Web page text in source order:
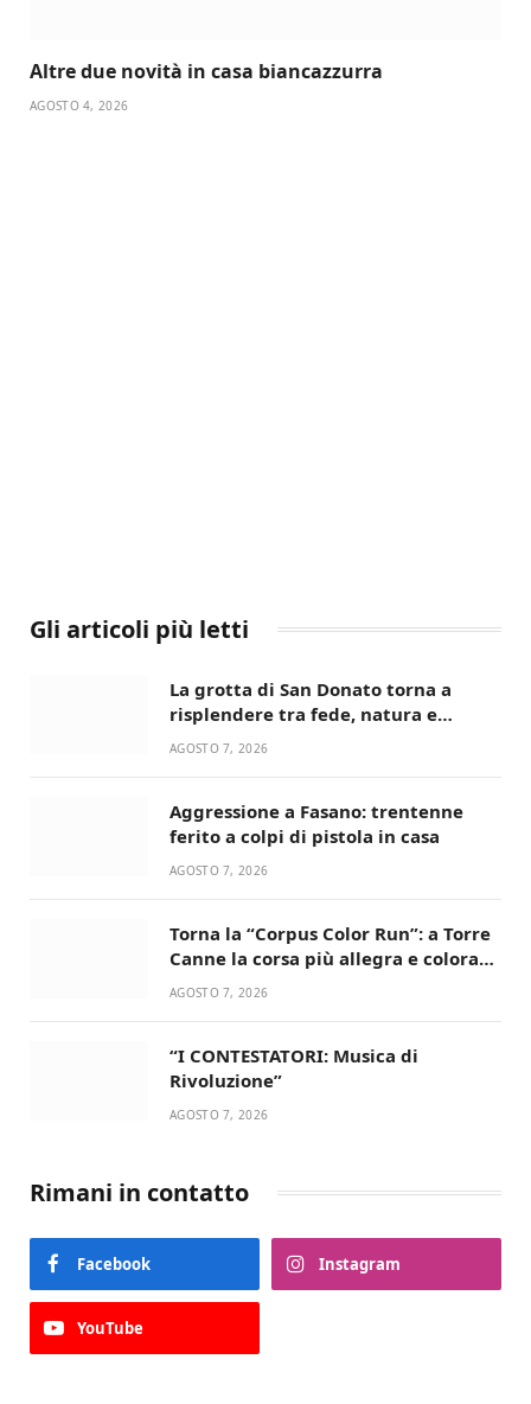
Altre due novità in casa biancazzurra
AGOSTO 4, 2026
Gli articoli più letti
La grotta di San Donato torna a
risplendere tra fede, natura e
devozione
AGOSTO 7, 2026
Aggressione a Fasano: trentenne
ferito a colpi di pistola in casa
AGOSTO 7, 2026
Torna la “Corpus Color Run”: a Torre
Canne la corsa più allegra e colorata
dell’estate!
AGOSTO 7, 2026
“I CONTESTATORI: Musica di
Rivoluzione”
AGOSTO 7, 2026
Rimani in contatto
Facebook Instagram
YouTube